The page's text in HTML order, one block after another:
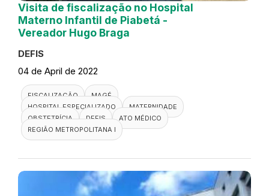
Visita de fiscalização no Hospital
Materno Infantil de Piabetá -
Vereador Hugo Braga
DEFIS
04 de April de 2022
FISCALIZAÇÃO
MAGÉ
HOSPITAL ESPECIALIZADO
MATERNIDADE
OBSTETRÍCIA
DEFIS
ATO MÉDICO
REGIÃO METROPOLITANA I